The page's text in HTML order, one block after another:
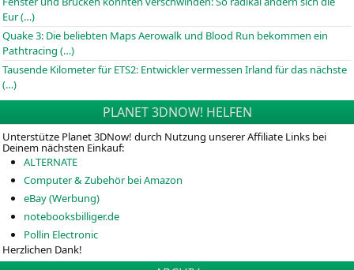
Eur (…)
Quake 3: Die beliebten Maps Aerowalk und Blood Run bekommen ein
Pathtracing (…)
Tausende Kilometer für ETS2: Entwickler vermessen Irland für das nächste
(…)
PLANET 3DNOW! HELFEN
Unterstütze Planet 3DNow! durch Nutzung unserer Affiliate Links bei
Deinem nächsten Einkauf:
ALTERNATE
Computer & Zubehör bei Amazon
eBay (Werbung)
notebooksbilliger.de
Pollin Electronic
Herzlichen Dank!